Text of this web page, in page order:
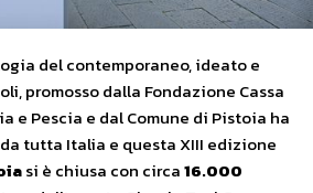
del contemporaneo, ideato e
promosso dalla Fondazione Cassa
e Pescia e dal Comune di Pistoia ha
tutta Italia e questa XIII edizione
si è chiusa con circa16.000